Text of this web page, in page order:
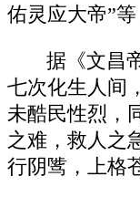
佑灵应大帝”等
据《文昌
七次化生人间
未酷民性烈，
之难，救人之
行阴骘，上格